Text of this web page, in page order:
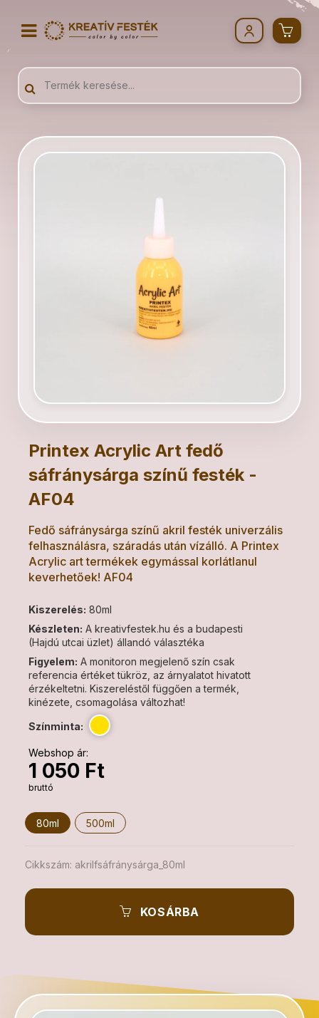
Printex Acrylic Art fedő
sáfránysárga színű festék -
AF04
Fedő sáfránysárga színű akril festék univerzális
felhasználásra, száradás után vízálló. A Printex
Acrylic art termékek egymással korlátlanul
keverhetőek! AF04
Kiszerelés: 80ml
Készleten: A kreativfestek.hu és a budapesti
(Hajdú utcai üzlet) állandó választéka
Figyelem: A monitoron megjelenő szín csak
referencia értéket tükröz, az árnyalatot hivatott
érzékeltetni. Kiszereléstől függően a termék,
kinézete, csomagolása változhat!
Színminta:
Webshop ár:
1 050 Ft
bruttó
80ml 500ml
Cikkszám: akrilfsáfránysárga_80ml
KOSÁRBA